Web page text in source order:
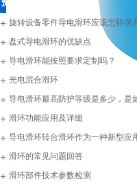
资讯
旋转设备零件导电滑环应该怎样保
盘式导电滑环的优缺点
导电滑环能按照要求定制吗？
光电混合滑环
导电滑环最高防护等级是多少，是
尘处理？
滑环功能应用及详细
导电滑环转台滑环作为一种新型应
滑环的常见问题回答
滑环部件技术参数检测